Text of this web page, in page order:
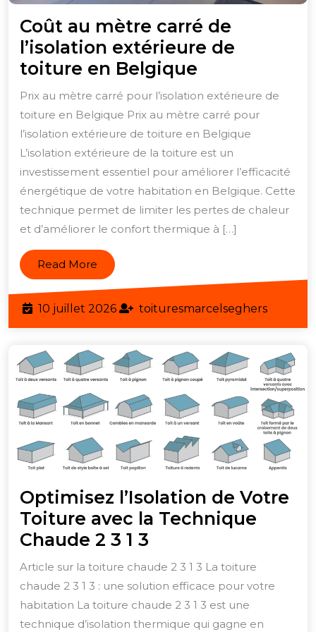
Coût au mètre carré de
l’isolation extérieure de
toiture en Belgique
au
mètre
carré
de
l’isolation
extérieure
de
toiture
Belgique
Prix au mètre carré pour l’isolation extérieure de
toiture en Belgique Prix au mètre carré pour
l’isolation extérieure de toiture en Belgique
L’isolation extérieure de la toiture est un
investissement essentiel pour améliorer l’efficacité
énergétique de votre habitation en Belgique. Cette
technique permet de limiter les pertes de chaleur
et d’améliorer le confort thermique à […]
Read More Read
More
10 juillet 202610
juillet
toituresmarcelseghers
Optimisez l’Isolation de Votre
Toiture avec la Technique
Chaude 2 3 1 3
l’Isolation
de
Votre
Toiture
Article sur la toiture chaude 2 3 1 3 La toiture
chaude 2 3 1 3 : une solution efficace pour votre
habitation La toiture chaude 2 3 1 3 est une
technique d’isolation thermique qui gagne en